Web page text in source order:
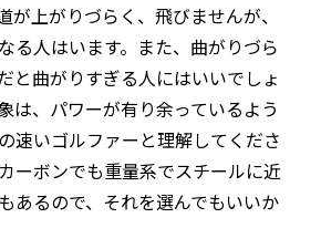
が上がりづらく、飛びませんが、
る人はいます。また、曲がりづら
と曲がりすぎる人にはいいでしょ
は、パワーが有り余っているよう
速いゴルファーと理解してくださ
ーボンでも重量系でスチールに近
あるので、それを選んでもいいか